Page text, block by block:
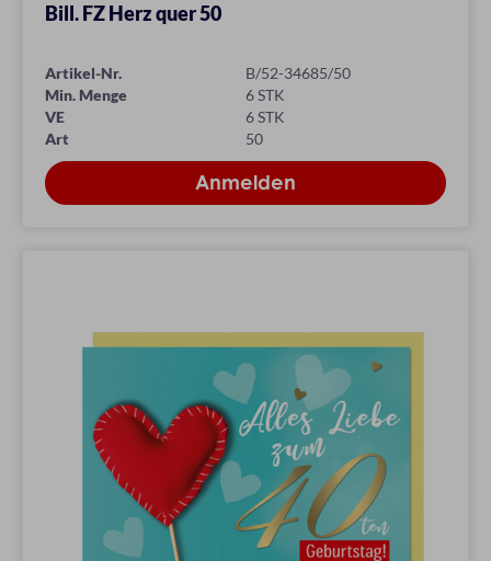
Bill. FZ Herz quer 50
Artikel-Nr.
B/52-34685/50
Min. Menge
6 STK
VE
6 STK
Art
50